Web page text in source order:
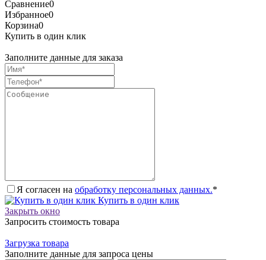
Сравнение0
Избранное0
Корзина0
Купить в один клик
Заполните данные для заказа
Я согласен на обработку персональных данных.*
Купить в один клик
Закрыть окно
Запросить стоимость товара
Загрузка товара
Заполните данные для запроса цены